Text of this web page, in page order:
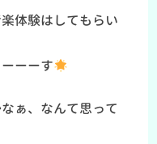
体験はしてもらい
ーーす
ぁ、なんて思って